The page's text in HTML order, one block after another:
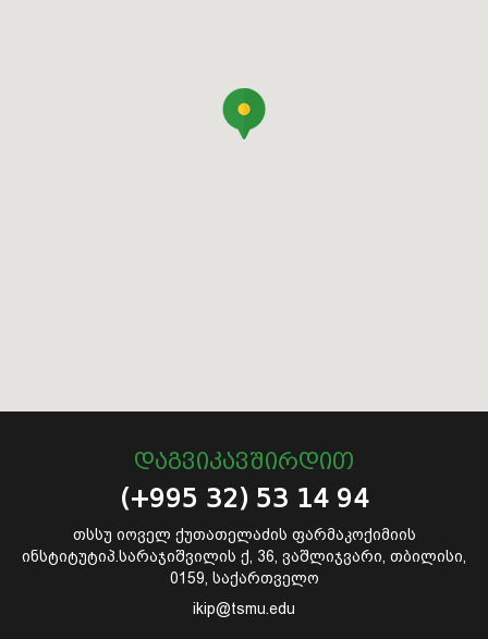
Დაგვიკავშირდით
(+995 32) 53 14 94
თსსუ იოველ ქუთათელაძის ფარმაკოქიმიის
ინსტიტუტიპ.სარაჯიშვილის ქ, 36, ვაშლიჯვარი, თბილისი,
0159, საქართველო
ikip@tsmu.edu